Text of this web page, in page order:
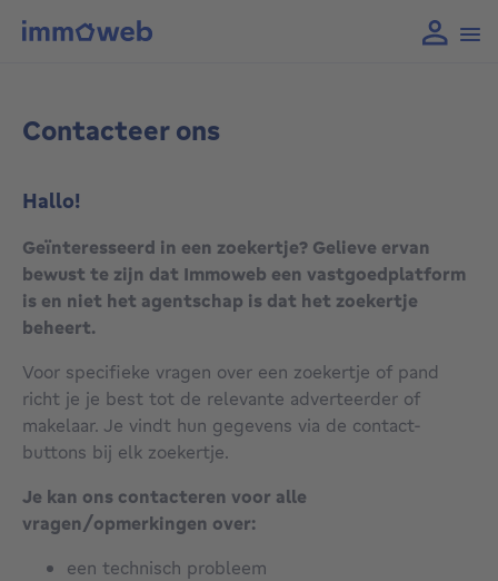
Contacteer ons
Hallo!
Geïnteresseerd in een zoekertje? Gelieve ervan
bewust te zijn dat Immoweb een vastgoedplatform
is en niet het agentschap is dat het zoekertje
beheert.
Voor specifieke vragen over een zoekertje of pand
richt je je best tot de relevante adverteerder of
makelaar. Je vindt hun gegevens via de contact-
buttons bij elk zoekertje.
Je kan ons contacteren voor alle
vragen/opmerkingen over:
een technisch probleem